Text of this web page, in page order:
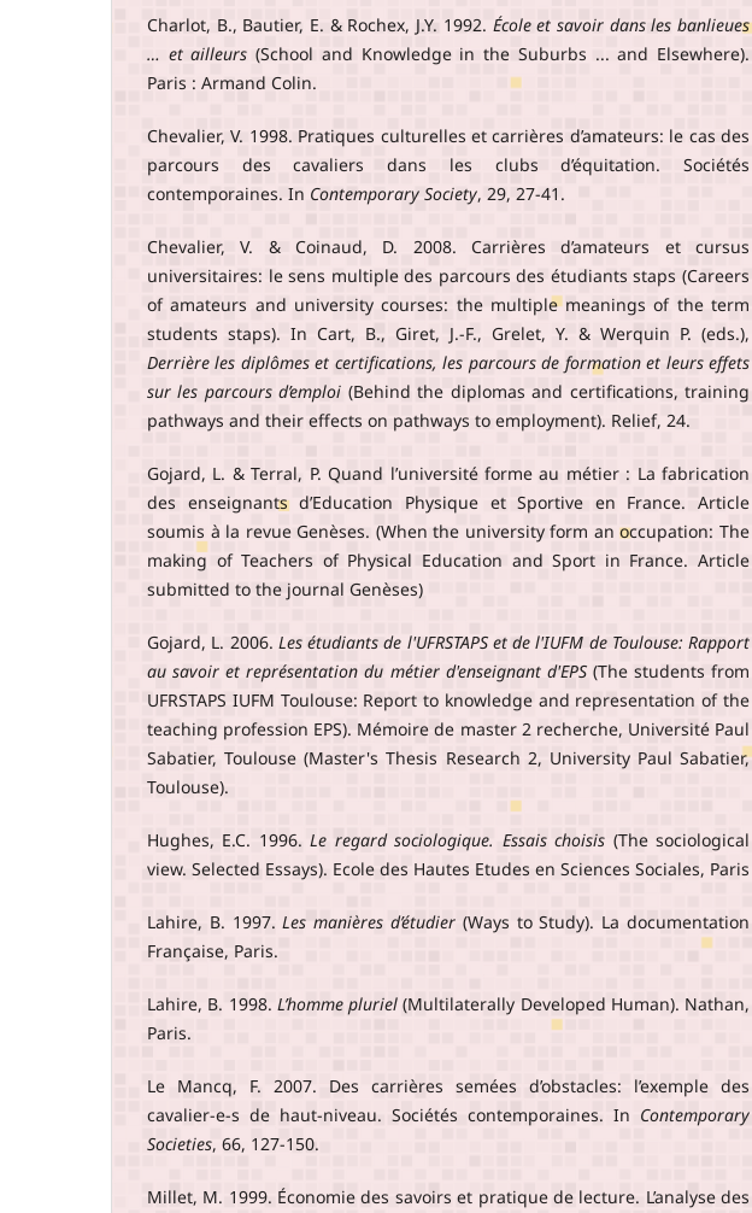
Charlot, B., Bautier, E. & Rochex, J.Y. 1992. École et savoir dans les banlieues
… et ailleurs (School and Knowledge in the Suburbs ... and Elsewhere).
Paris : Armand Colin.
Chevalier, V. 1998. Pratiques culturelles et carrières d’amateurs: le cas des
parcours des cavaliers dans les clubs d’équitation. Sociétés
contemporaines. In Contemporary Society, 29, 27-41.
Chevalier, V. & Coinaud, D. 2008. Carrières d’amateurs et cursus
universitaires: le sens multiple des parcours des étudiants staps (Careers
of amateurs and university courses: the multiple meanings of the term
students staps). In Cart, B., Giret, J.-F., Grelet, Y. & Werquin P. (eds.),
Derrière les diplômes et certifications, les parcours de formation et leurs effets
sur les parcours d’emploi (Behind the diplomas and certifications, training
pathways and their effects on pathways to employment). Relief, 24.
Gojard, L. & Terral, P. Quand l’université forme au métier : La fabrication
des enseignants d’Education Physique et Sportive en France. Article
soumis à la revue Genèses. (When the university form an occupation: The
making of Teachers of Physical Education and Sport in France. Article
submitted to the journal Genèses)
Gojard, L. 2006. Les étudiants de l'UFRSTAPS et de l'IUFM de Toulouse: Rapport
au savoir et représentation du métier d'enseignant d'EPS(The students from
UFRSTAPS IUFM Toulouse: Report to knowledge and representation of the
teaching profession EPS). Mémoire de master 2 recherche, Université Paul
Sabatier, Toulouse (Master's Thesis Research 2, University Paul Sabatier,
Toulouse).
Hughes, E.C. 1996.Le regard sociologique. Essais choisis (The sociological
view. Selected Essays). Ecole des Hautes Etudes en Sciences Sociales, Paris
Lahire, B. 1997.Les manières d’étudier (Ways to Study). La documentation
Française, Paris.
Lahire, B. 1998. L’homme pluriel (Multilaterally Developed Human). Nathan,
Paris.
Le Mancq, F. 2007. Des carrières semées d’obstacles: l’exemple des
cavalier-e-s de haut-niveau. Sociétés contemporaines. In Contemporary
Societies, 66, 127-150.
Millet, M. 1999. Économie des savoirs et pratique de lecture. L’analyse des